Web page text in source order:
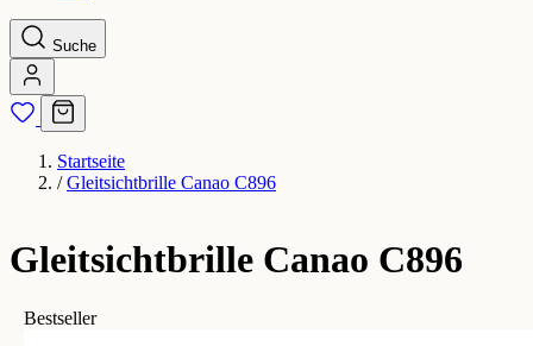
Suche
Startseite
/ Gleitsichtbrille Canao C896
Gleitsichtbrille Canao C896
Bestseller